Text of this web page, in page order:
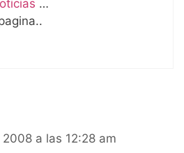
…
a las 12:28 am